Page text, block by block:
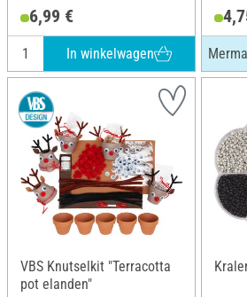
6,99 €
In winkelwagen
VBS Knutselkit "Terracotta
pot elanden"